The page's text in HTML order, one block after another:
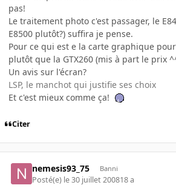
pas!
Le traitement photo c'est passager, le
E8500 plutôt?) suffira je pense.
Pour ce qui est e la carte graphique
plutôt que la GTX260 (mis à part le prix
Un avis sur l'écran?
LSP, le manchot qui justifie ses choix
Et c'est mieux comme ça!
Citer
nemesis93_75 Banni
Posté(e) le 30 juillet 200818 a